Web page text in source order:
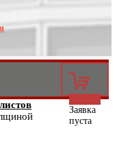
0
Заявка
пуста